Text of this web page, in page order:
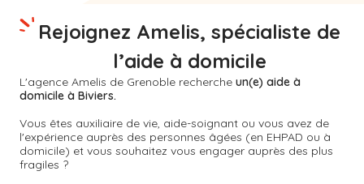
L'agence Amelis de Grenoble recherche un(e) aide à
domicile à Biviers.
Vous êtes auxiliaire de vie, aide-soignant ou vous avez de
l'expérience auprès des personnes âgées (en EHPAD ou à
domicile) et vous souhaitez vous engager auprès des plus
fragiles ?
Rejoignez Amelis, spécialiste de
l’aide à domicile